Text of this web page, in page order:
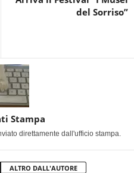
del Sorriso”
Stampa
direttamente dall'ufficio stampa.
ALTRO DALL'AUTORE